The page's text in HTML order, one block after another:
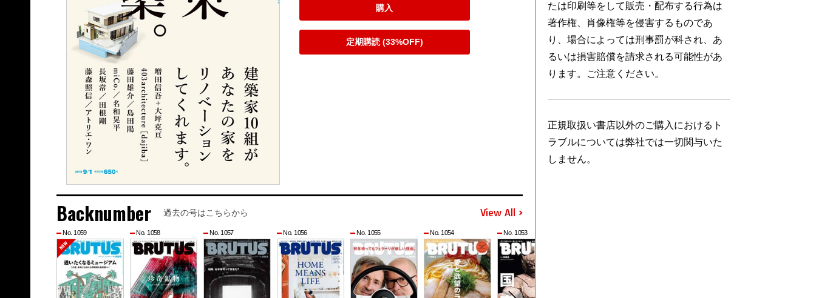
購入
定期購読 (33%OFF)
Backnumber 過去の号はこちらから View All
No. 1059 No. 1058 No. 1057 No. 1056 No. 1055 No. 1054 No. 1053
たは印刷等をして販売・配布する行為は
著作権、肖像権等を侵害するものであ
り、場合によっては刑事罰が科され、あ
るいは損害賠償を請求される可能性があ
ります。ご注意ください。
正規取扱い書店以外のご購入におけるト
ラブルについては弊社では一切関与いた
しません。